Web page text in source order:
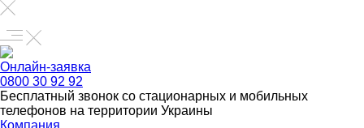
Онлайн-заявка
0800 30 92 92
Бесплатный звонок со стационарных и мобильных
телефонов на территории Украины